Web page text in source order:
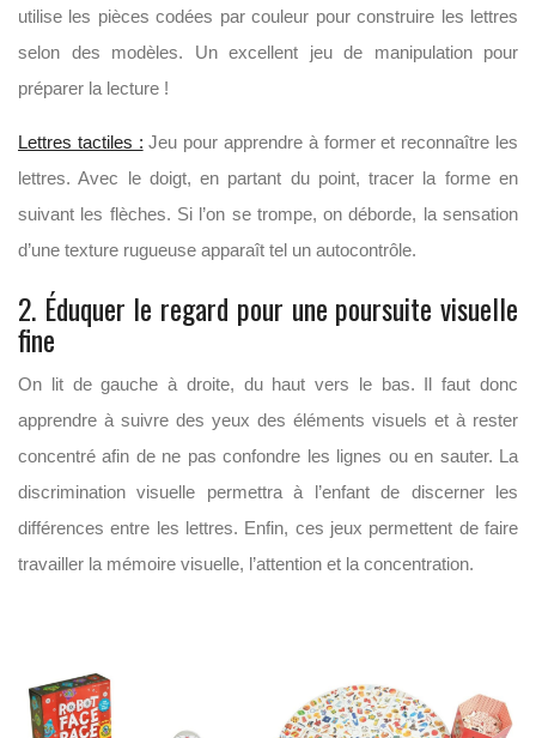
utilise les pièces codées par couleur pour construire les lettres
selon des modèles. Un excellent jeu de manipulation pour
préparer la lecture !
Lettres tactiles : Jeu pour apprendre à former et reconnaître les
lettres. Avec le doigt, en partant du point, tracer la forme en
suivant les flèches. Si l’on se trompe, on déborde, la sensation
d’une texture rugueuse apparaît tel un autocontrôle.
2. Éduquer le regard pour une poursuite visuelle
fine
On lit de gauche à droite, du haut vers le bas. Il faut donc
apprendre à suivre des yeux des éléments visuels et à rester
concentré afin de ne pas confondre les lignes ou en sauter. La
discrimination visuelle permettra à l’enfant de discerner les
différences entre les lettres. Enfin, ces jeux permettent de faire
travailler la mémoire visuelle, l’attention et la concentration.